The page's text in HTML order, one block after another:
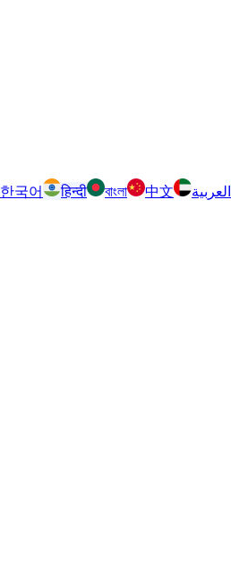
한국어 हिन्दी বাংলা 中文 العربية